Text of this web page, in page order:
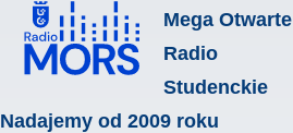
Mega Otwarte
Radio
Studenckie
Nadajemy od 2009 roku